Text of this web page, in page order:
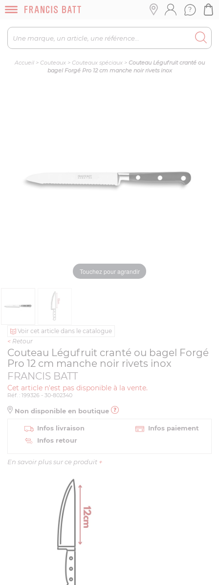
Accueil> Couteaux> Couteaux spéciaux> Couteau Légufruit cranté ou
bagel Forgé Pro 12 cm manche noir rivets inox
Touchez pour agrandir
Voir cet article dans le catalogue
< Retour
Couteau Légufruit cranté ou bagel Forgé
Pro 12 cm manche noir rivets inox
FRANCIS BATT
Cet article n'est pas disponible à la vente.
Réf. : 199326 - 30-802340
Non disponible en boutique
Infos livraison
Infos paiement
Infos retour
En savoir plus sur ce produit +